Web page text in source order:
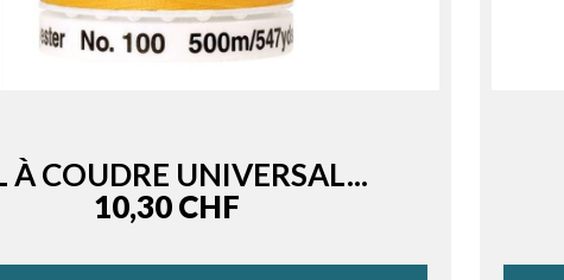
À COUDRE UNIVERSAL...
Price
10,30 CHF